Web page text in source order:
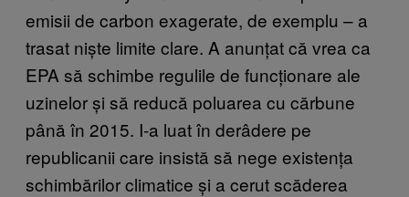
emisii de carbon exagerate, de exemplu – a
trasat niște limite clare. A anunțat că vrea ca
EPA să schimbe regulile de funcționare ale
uzinelor și să reducă poluarea cu cărbune
până în 2015. I-a luat în derâdere pe
republicanii care insistă să nege existența
schimbărilor climatice și a cerut scăderea